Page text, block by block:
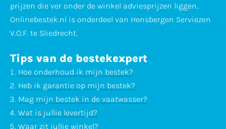
prijzen die ver onder de winkel adviesprijzen liggen.
Onlinebestek.nl is onderdeel van Hensbergen Serviezen
V.O.F. te Sliedrecht.
Tips van de bestekexpert
Hoe onderhoud ik mijn bestek?
Heb ik garantie op mijn bestek?
Mag mijn bestek in de vaatwasser?
Wat is jullie levertijd?
Waar zit jullie winkel?